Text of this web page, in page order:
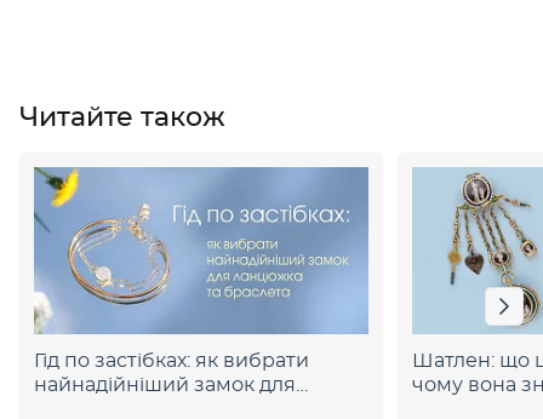
Читайте також
Гід по застібках: як вибрати
найнадійніший замок для
Шатлен: що
чому вона